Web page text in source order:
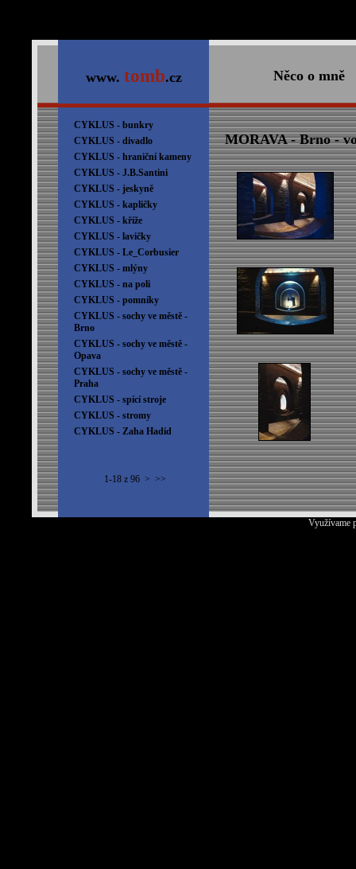
www. tomb.cz Něco o mně
CYKLUS - bunkry
CYKLUS - divadlo
CYKLUS - hraniční kameny
CYKLUS - J.B.Santini
CYKLUS - jeskyně
CYKLUS - kapličky
CYKLUS - kříže
CYKLUS - lavičky
CYKLUS - Le_Corbusier
CYKLUS - mlýny
CYKLUS - na poli
CYKLUS - pomníky
CYKLUS - sochy ve městě -
Brno
CYKLUS - sochy ve městě -
Opava
CYKLUS - sochy ve městě -
Praha
CYKLUS - spící stroje
CYKLUS - stromy
CYKLUS - Zaha Hadid
1-18 z 96 > >>
MORAVA - Brno -
Využívame